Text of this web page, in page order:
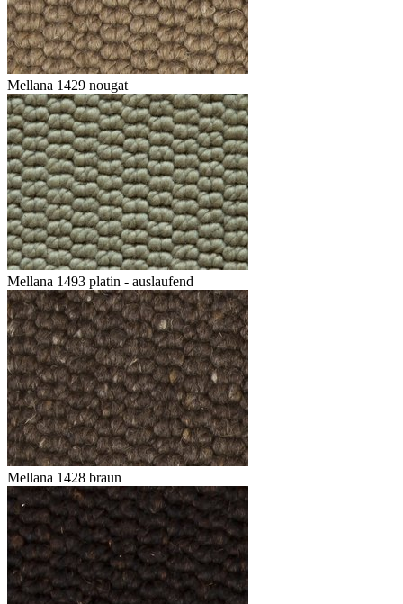
Mellana 1429 nougat
Mellana 1493 platin - auslaufend
Mellana 1428 braun